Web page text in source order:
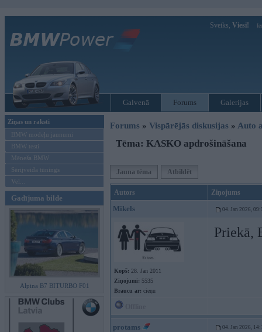
Sveiks, Viesi!
Galvenā Forums Galerijas
Ziņas un raksti
BMW modeļu jaunumi
BMW testi
Mēneša BMW
Sērijveida tūnings
Vel...
Gadījuma bilde
Alpina B7 BITURBO F01
Forums » Vispārējās diskusijas » Auto
Tēma: KASKO apdrošināšana
Jauna tēma Atbildēt
Autors Ziņojums
Mikels 04. Jan 2026,
Kopš: 28. Jan 2011
Ziņojumi: 5535
Braucu ar: cieņu
Priekā,
protams 04. Jan 2026,